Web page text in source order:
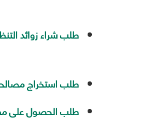
طلب شراء زوائد
طلب استخراج
طلب الحصول على